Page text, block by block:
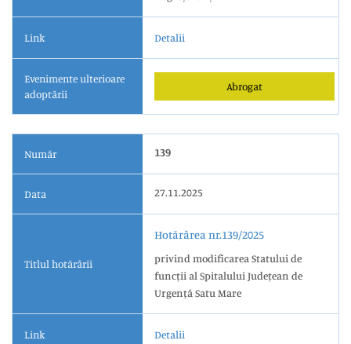
Link Detalii
Evenimente ulterioare
adoptării
Abrogat
Număr 139
Data 27.11.2025
Titlul hotărârii
Hotărârea nr.139/2025
privind modificarea Statului de
funcții al Spitalului Județean de
Urgență Satu Mare
Link Detalii